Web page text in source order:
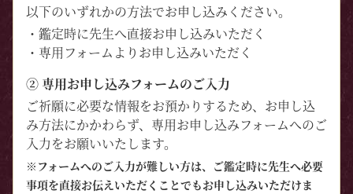
以下のいずれかの方法でお申し込みください。
・鑑定時に先生へ直接お申し込みいただく
・専用フォームよりお申し込みいただく
② 専用お申し込みフォームのご入力
ご祈願に必要な情報をお預かりするため、お申し込
み方法にかかわらず、専用お申し込みフォームへのご
入力をお願いいたします。
※フォームへのご入力が難しい方は、ご鑑定時に先生へ必要
事項を直接お伝えいただくことでもお申し込みいただけま